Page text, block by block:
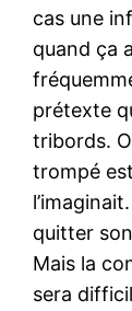
cas une
quand ça
prétexte
tribords.
trompé
quitter
Mais la
sera